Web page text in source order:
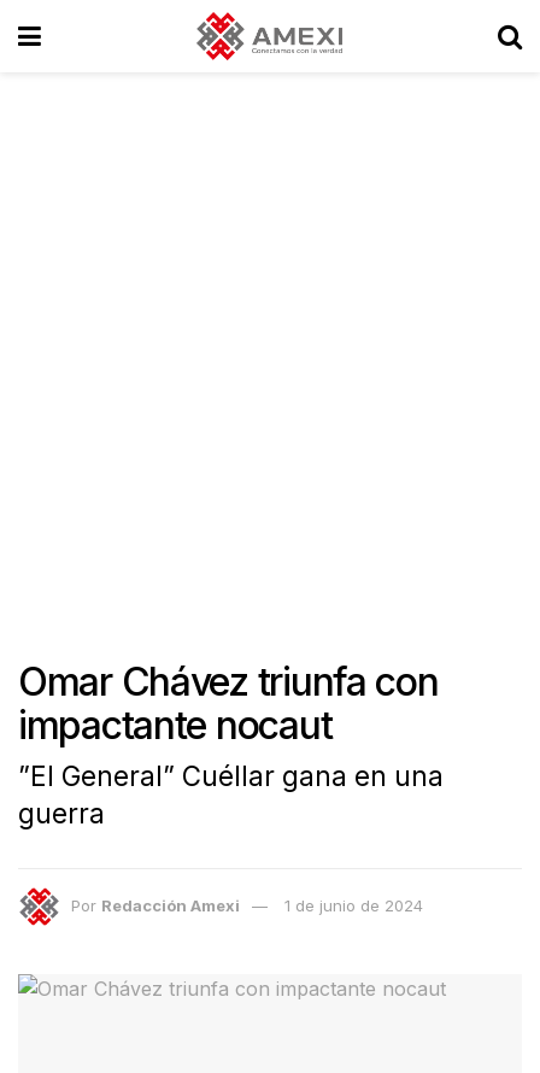
Omar Chávez triunfa con
impactante nocaut
”El General” Cuéllar gana en una
guerra
Por Redacción Amexi 1 de junio de 2024